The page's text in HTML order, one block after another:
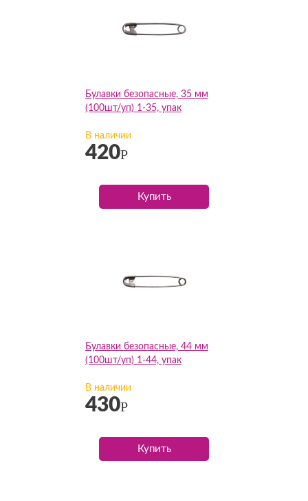
Булавки безопасные, 35 мм
(100шт/уп) 1-35, упак
В наличии
420Р
Купить
Булавки безопасные, 44 мм
(100шт/уп) 1-44, упак
В наличии
430Р
Купить